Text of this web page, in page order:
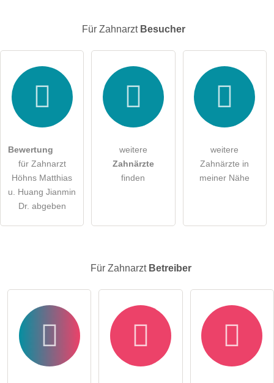
Hiermit akzeptiere ich die .
Die Datenschutzerklärunghabe ich zur Kenntnis genommen.
Klicken Sie hier um eine
Für Zahnarzt Besucher
Bewertung
für Zahnarzt
Höhns Matthias
u. Huang Jianmin
Dr. abgeben
weitere
Zahnärzte
finden
weitere
Zahnärzte in
meiner Nähe
Für Zahnarzt Betreiber